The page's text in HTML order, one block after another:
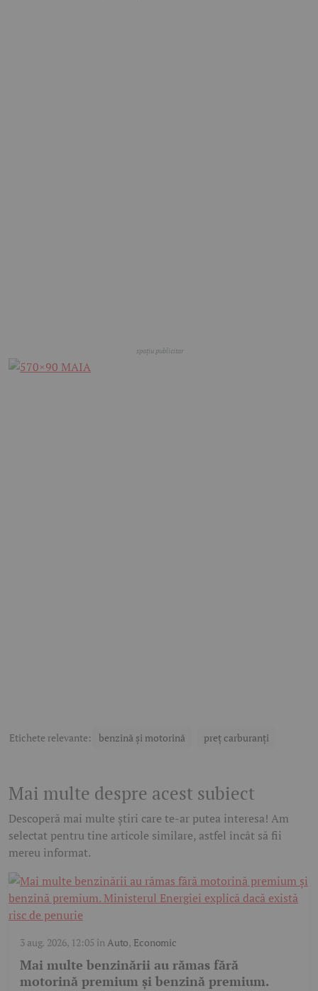
Etichete relevante: benzină și motorină preț carburanți
Mai multe despre acest subiect
Descoperă mai multe știri care te-ar putea interesa! Am
selectat pentru tine articole similare, astfel încât să fii
mereu informat.
3 aug. 2026, 12:05 înAuto, Economic
Mai multe benzinării au rămas fără
motorină premium și benzină premium.